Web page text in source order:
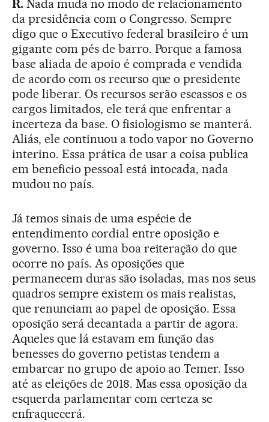
R.Nada muda no modo de relacionamento
da presidência com o Congresso. Sempre
digo que o Executivo federal brasileiro é um
gigante com pés de barro. Porque a famosa
base aliada de apoio é comprada e vendida
de acordo com os recurso que o presidente
pode liberar. Os recursos serão escassos e os
cargos limitados, ele terá que enfrentar a
incerteza da base. O fisiologismo se manterá.
Aliás, ele continuou a todo vapor no Governo
interino. Essa prática de usar a coisa publica
em beneficio pessoal está intocada, nada
mudou no país.
Já temos sinais de uma espécie de
entendimento cordial entre oposição e
governo. Isso é uma boa reiteração do que
ocorre no país. As oposições que
permanecem duras são isoladas, mas nos seus
quadros sempre existem os mais realistas,
que renunciam ao papel de oposição. Essa
oposição será decantada a partir de agora.
Aqueles que lá estavam em função das
benesses do governo petistas tendem a
embarcar no grupo de apoio ao Temer. Isso
até as eleições de 2018. Mas essa oposição da
esquerda parlamentar com certeza se
enfraquecerá.